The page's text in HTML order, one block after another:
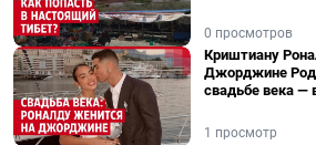
0 просмотров
Криштиану
Джорджине
свадьбе века —
1 просмотр